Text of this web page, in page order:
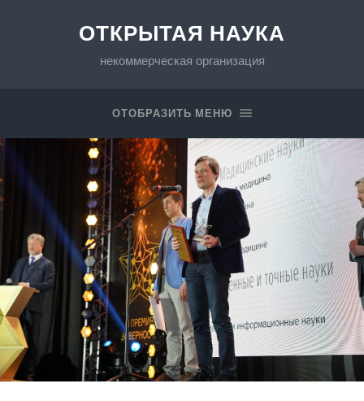
ОТКРЫТАЯ НАУКА
некоммерческая организация
ОТОБРАЗИТЬ МЕНЮ